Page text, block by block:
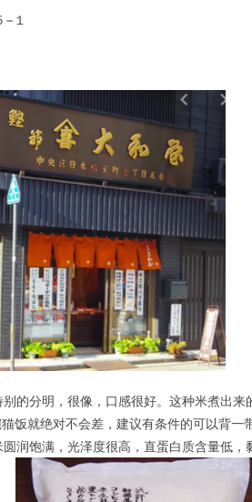
１
的分明，很像，口感很好。这种米煮出来
饭就绝对不会差，建议有条件的可以背一
润饱满，光泽度很高，直蛋白质含量低，